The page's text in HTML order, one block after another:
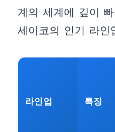
계의 세계에 깊이
세이코의 인기 라인
라인업 특징